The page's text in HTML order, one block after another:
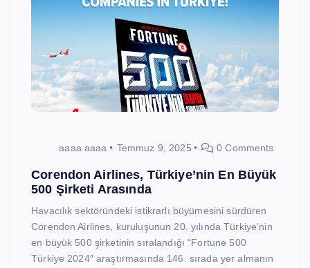
aaaa aaaa Temmuz 9, 2025 0 Comments
Corendon Airlines, Türkiye’nin En Büyük
500 Şirketi Arasında
Havacılık sektöründeki istikrarlı büyümesini sürdüren
Corendon Airlines, kuruluşunun 20. yılında Türkiye’nin
en büyük 500 şirketinin sıralandığı “Fortune 500
Türkiye 2024″ araştırmasında 146. sırada yer almanın